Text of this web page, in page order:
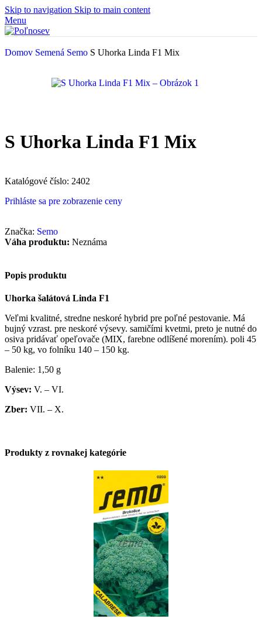
Skip to navigation Skip to main content
Menu
Domov Semená Semo S Uhorka Linda F1 Mix
S Uhorka Linda F1 Mix
Katalógové číslo: 2402
Prihláste sa pre zobrazenie ceny
Značka: Semo
Váha produktu: Neznáma
Popis produktu
Uhorka šalátová Linda F1
Veľmi kvalitné, stredne neskoré hybrid pre poľné pestovanie. Má
bujný vzrast. pre neskoré výsevy. samičími kvetmi, preto je nutné do
osiva pridávať opeľovače (MIX, farebne odlíšené morením). poli 45
– 50 kg, vo folníku 140 – 150 kg.
Balenie: 1,50 g
Výsev: V. – VI.
Zber: VII. – X.
Produkty z rovnakej kategórie